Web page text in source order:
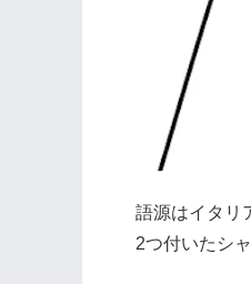
語源はイタリ
2つ付いたシ